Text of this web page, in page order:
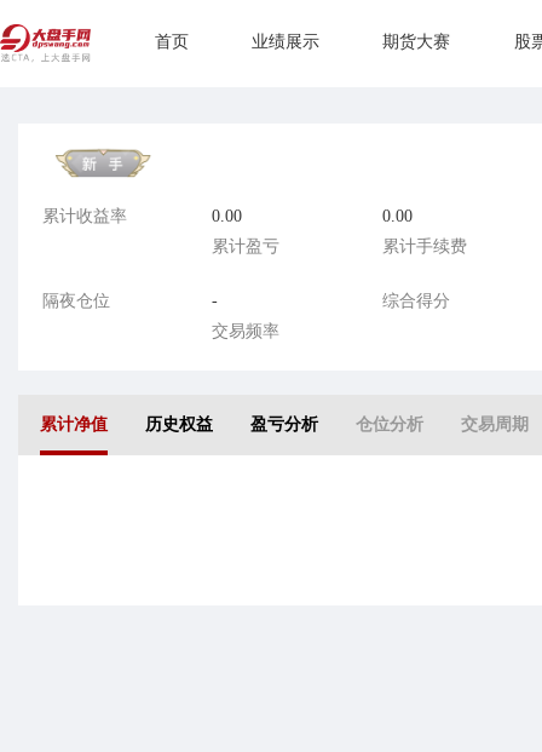
首页 业绩展示 期货大赛 股
累计收益率
0.00
累计盈亏
0.00
累计手续费
隔夜仓位
-
交易频率
综合得分
累计净值 历史权益 盈亏分析 仓位分析 交易周期